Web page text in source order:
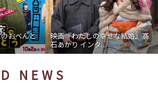
おべんと
映画『わたしの幸せな結婚』髙
石あかり インタ...
NEWS